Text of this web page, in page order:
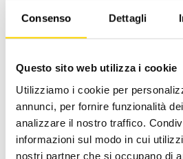
Consenso Dettagli
Questo sito web utilizza i cookie
Utilizziamo i cookie per
annunci, per fornire funzionalità
analizzare il nostro traffico.
informazioni sul modo in cui
nostri partner che si occupano di
Oltre 30 anni di
Nato nel 1990 con il
Roma, RRTrek è il punto
per amanti dell’outdoor a
Lazio. Da sempre